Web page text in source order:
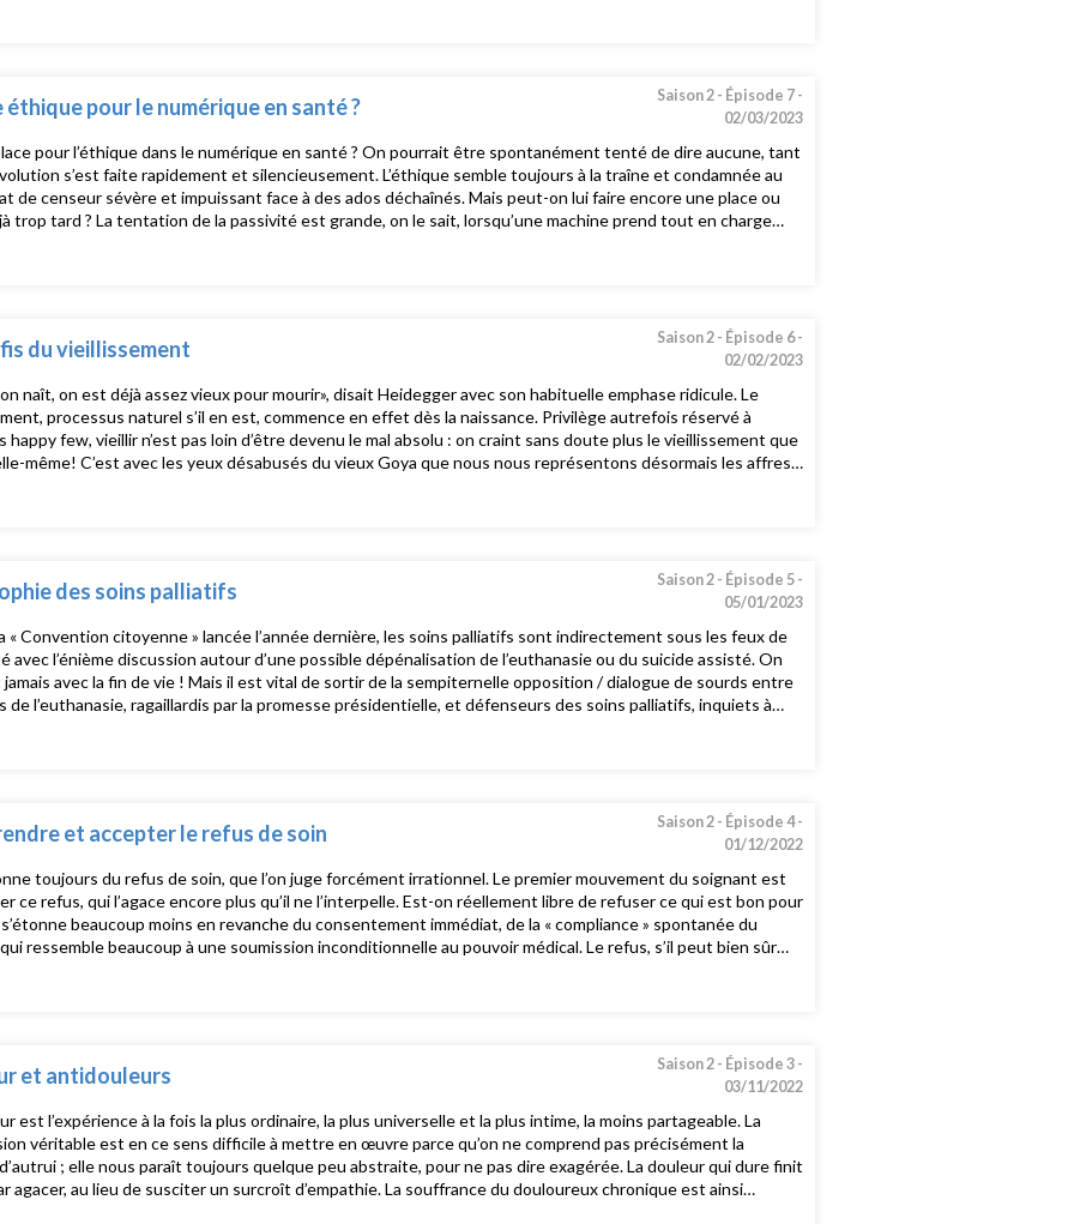
: Le grand entretien (mené par Yannis Constantinidès) Le regard de John (John Lim) Débats d’IDE (Judith
d’établissements pour personnes en situation de handicap
éthique pour le numérique en santé ? Saison 2 - Épisode 7 -
02/03/2023
pour l’éthique dans le numérique en santé ? On pourrait être spontanément tenté de dire aucune, tant
s’est faite rapidement et silencieusement. L’éthique semble toujours à la traîne et condamnée au
de censeur sévère et impuissant face à des ados déchaînés. Mais peut-on lui faire encore une place ou
trop tard ? La tentation de la passivité est grande, on le sait, lorsqu’une machine prend tout en charge
du vieillissement Saison 2 - Épisode 6 -
02/02/2023
naît, on est déjà assez vieux pour mourir», disait Heidegger avec son habituelle emphase ridicule. Le
processus naturel s’il en est, commence en effet dès la naissance. Privilège autrefois réservé à
happy few, vieillir n’est pas loin d’être devenu le mal absolu : on craint sans doute plus le vieillissement que
même! C’est avec les yeux désabusés du vieux Goya que nous nous représentons désormais les affres
remède au vieillissement reste la bonne humeur! Avec : Judith Arnoult, infirmière, formatrice Yannis
philosophe, animateur John Lim, théologien, conférencier, animateur Frédéric Spinhirny, philosophe,
des soins palliatifs Saison 2 - Épisode 5 -
05/01/2023
« Convention citoyenne » lancée l’année dernière, les soins palliatifs sont indirectement sous les feux de
avec l’énième discussion autour d’une possible dépénalisation de l’euthanasie ou du suicide assisté. On
jamais avec la fin de vie ! Mais il est vital de sortir de la sempiternelle opposition / dialogue de sourds entre
de l’euthanasie, ragaillardis par la promesse présidentielle, et défenseurs des soins palliatifs, inquiets à
regard plus serein mais aussi plus critique sur ces soins qui représentent peut-être tout de même la
: Judith Arnoult, infirmière, formatrice Yannis Constantinidès, philosophe,
cadre de santé.
et accepter le refus de soin Saison 2 - Épisode 4 -
01/12/2022
toujours du refus de soin, que l’on juge forcément irrationnel. Le premier mouvement du soignant est
ce refus, qui l’agace encore plus qu’il ne l’interpelle. Est-on réellement libre de refuser ce qui est bon pour
beaucoup moins en revanche du consentement immédiat, de la « compliance » spontanée du
ressemble beaucoup à une soumission inconditionnelle au pouvoir médical. Le refus, s’il peut bien sûr
du refus et, s’il est justifié, de l’accepter pleinement, sans se sentir personnellement visé. Judith Arnoult,
formatrice Yannis Constantinidès, philosophe, animateur John Lim, théologien, conférencier, animateur
et antidouleurs Saison 2 - Épisode 3 -
03/11/2022
est l’expérience à la fois la plus ordinaire, la plus universelle et la plus intime, la moins partageable. La
véritable est en ce sens difficile à mettre en œuvre parce qu’on ne comprend pas précisément la
; elle nous paraît toujours quelque peu abstraite, pour ne pas dire exagérée. La douleur qui dure finit
agacer, au lieu de susciter un surcroît d’empathie. La souffrance du douloureux chronique est ainsi